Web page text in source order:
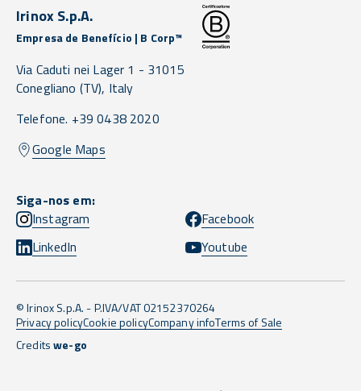
Irinox S.p.A.
Empresa de Benefício | B Corp™
Via Caduti nei Lager 1 - 31015
Conegliano (TV), Italy
Telefone. +39 0438 2020
Google Maps
Siga-nos em:
Instagram
Facebook
LinkedIn
Youtube
© Irinox S.p.A. - P.IVA/VAT 02152370264
Privacy policyCookie policyCompany infoTerms of Sale
Creditswe-go